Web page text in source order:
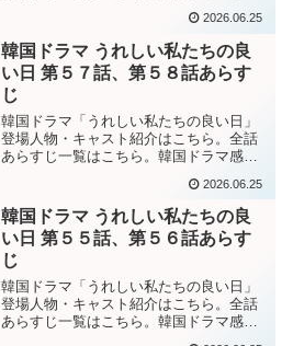
しい私たちの良い日」第５９話あらすじ
ヨンジャから、息子夫婦が離婚して嫁が
子供を手放そうとしてい...
2026.06.25
韓国ドラマ うれしい私たちの良
い日 第５７話、第５８話あらす
じ
韓国ドラマ「うれしい私たちの良い日」
登場人物・キャスト紹介はこちら。全話
あらすじ一覧はこちら。韓国ドラマ感想
しい私たちの良い日」第５７話あらすじ
遺伝子検査結果が届き、ヨンファの娘が
ヨンジャだったと分かる...
2026.06.25
韓国ドラマ うれしい私たちの良
い日 第５５話、第５６話あらす
じ
韓国ドラマ「うれしい私たちの良い日」
登場人物・キャスト紹介はこちら。全話
あらすじ一覧はこちら。韓国ドラマ感想